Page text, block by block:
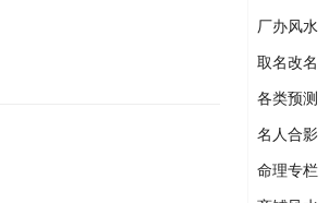
厂办风水
取名改名
各类预测
名人合影
命理专栏